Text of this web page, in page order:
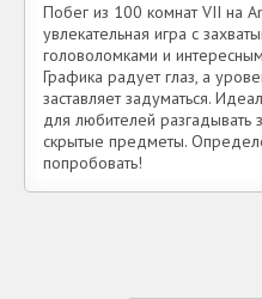
Побег из 100 комнат VII на
увлекательная игра с
головоломками и
Графика радует глаз, а
заставляет задуматься.
для любителей разгадывать
скрытые предметы.
попробовать!